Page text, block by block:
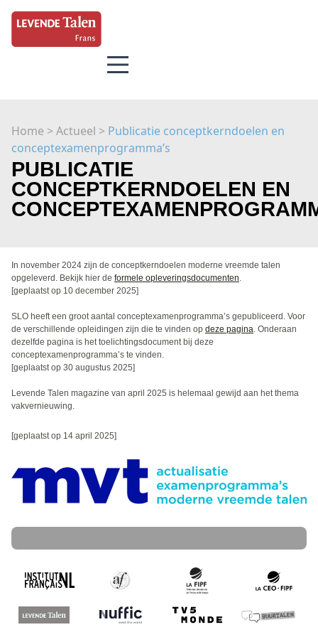
Home > Actueel > Publicatie conceptkerndoelen en
conceptexamenprogramma’s
PUBLICATIE
CONCEPTKERNDOELEN EN
In november 2024 zijn de conceptkerndoelen moderne vreemde talen
opgeleverd. Bekijk hier de formele opleveringsdocumenten.
[geplaatst op 10 december 2025]
SLO heeft een groot aantal conceptexamenprogramma’s gepubliceerd. Voor
de verschillende opleidingen zijn die te vinden op deze pagina. Onderaan
dezelfde pagina is het toelichtingsdocument bij deze
conceptexamenprogramma’s te vinden.
[geplaatst op 30 augustus 2025]
Levende Talen magazine van april 2025 is helemaal gewijd aan het thema
vakvernieuwing.
[geplaatst op 14 april 2025]